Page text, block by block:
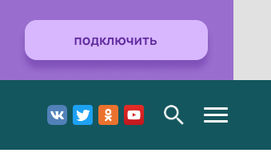
Toggle
navigation